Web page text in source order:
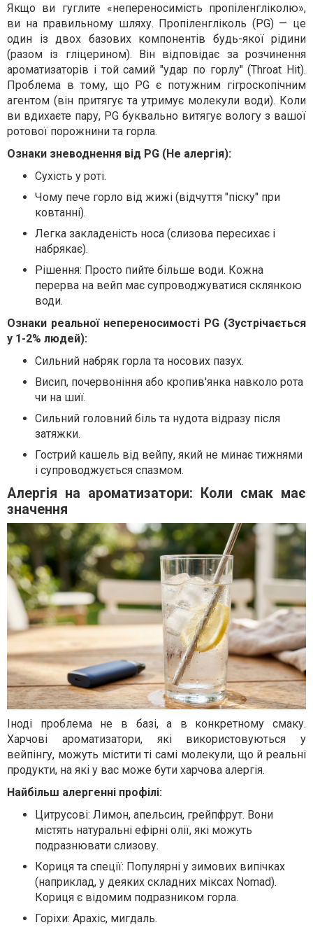
Якщо ви гуглите «непереносимість пропіленгліколю»,
ви на правильному шляху. Пропіленгліколь (PG) — це
один із двох базових компонентів будь-якої рідини
(разом із гліцерином). Він відповідає за розчинення
ароматизаторів і той самий "удар по горлу" (Throat Hit).
Проблема в тому, що PG є потужним гігроскопічним
агентом (він притягує та утримує молекули води). Коли
ви вдихаєте пару, PG буквально витягує вологу з вашої
ротової порожнини та горла.
Ознаки зневоднення від PG (Не алергія):
Сухість у роті.
Чому пече горло від жижі (відчуття "піску" при
ковтанні).
Легка закладеність носа (слизова пересихає і
набрякає).
Рішення: Просто пийте більше води. Кожна
перерва на вейп має супроводжуватися склянкою
води.
Ознаки реальної непереносимості PG (Зустрічається
у 1-2% людей):
Сильний набряк горла та носових пазух.
Висип, почервоніння або кропив'янка навколо рота
чи на шиї.
Сильний головний біль та нудота відразу після
затяжки.
Гострий кашель від вейпу, який не минає тижнями
і супроводжується спазмом.
Алергія на ароматизатори: Коли смак має
значення
Іноді проблема не в базі, а в конкретному смаку.
Харчові ароматизатори, які використовуються у
вейпінгу, можуть містити ті самі молекули, що й реальні
продукти, на які у вас може бути харчова алергія.
Найбільш алергенні профілі:
Цитрусові: Лимон, апельсин, грейпфрут. Вони
містять натуральні ефірні олії, які можуть
подразнювати слизову.
Кориця та спеції: Популярні у зимових випічках
(наприклад, у деяких складних міксах Nomad).
Кориця є відомим подразником горла.
Горіхи: Арахіс, мигдаль.